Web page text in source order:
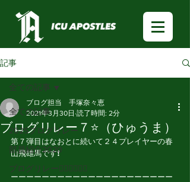
記事
全ての記事
2025ブログリレー
部員紹介2020
ブログリレー🏃🏻‍♂️🏃🏻‍♀️
全ての記事
ブログリレー７⭐️（ひゅうま）
ブログ担当 手塚奈々恵
2021年3月30日 読了時間: 2分
第７弾目はなおとに続いて２４プレイヤーの春
山飛雄馬です❗️
ーーーーーーーーーーーーーーーーーーーーー